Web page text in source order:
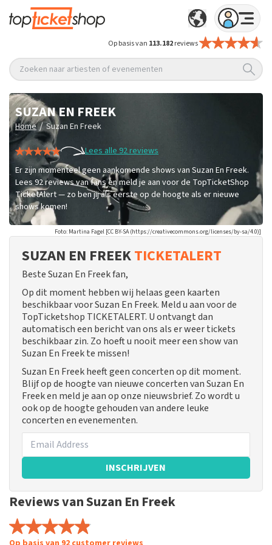
Op basis van 113.182reviews
Zoeken naar artiesten of evenementen
SUZAN EN FREEK
Home / Suzan En Freek
Lees alle 92 reviews
Er zijn momenteel geen aankomende shows van Suzan En Freek.
Lees 92 reviews van fans en meld je aan voor de TopTicketShop
TicketAlert — zo ben jij als eerste op de hoogte als er nieuwe
shows komen!
Foto: Martina Fagel [CC BY-SA (https://creativecommons.org/licenses/by-sa/4.0)]
SUZAN EN FREEKTICKETALERT
Beste Suzan En Freek fan,
Op dit moment hebben wij helaas geen kaarten
beschikbaar voor Suzan En Freek. Meld u aan voor de
TopTicketshop TICKETALERT. U ontvangt dan
automatisch een bericht van ons als er weer tickets
beschikbaar zin. Zo hoeft u nooit meer een show van
Suzan En Freek te missen!
Suzan En Freek heeft geen concerten op dit moment.
Blijf op de hoogte van nieuwe concerten van Suzan En
Freek en meld je aan op onze nieuwsbrief. Zo wordt u
ook op de hoogte gehouden van andere leuke
concerten en evenementen.
INSCHRIJVEN
Reviews van Suzan En Freek